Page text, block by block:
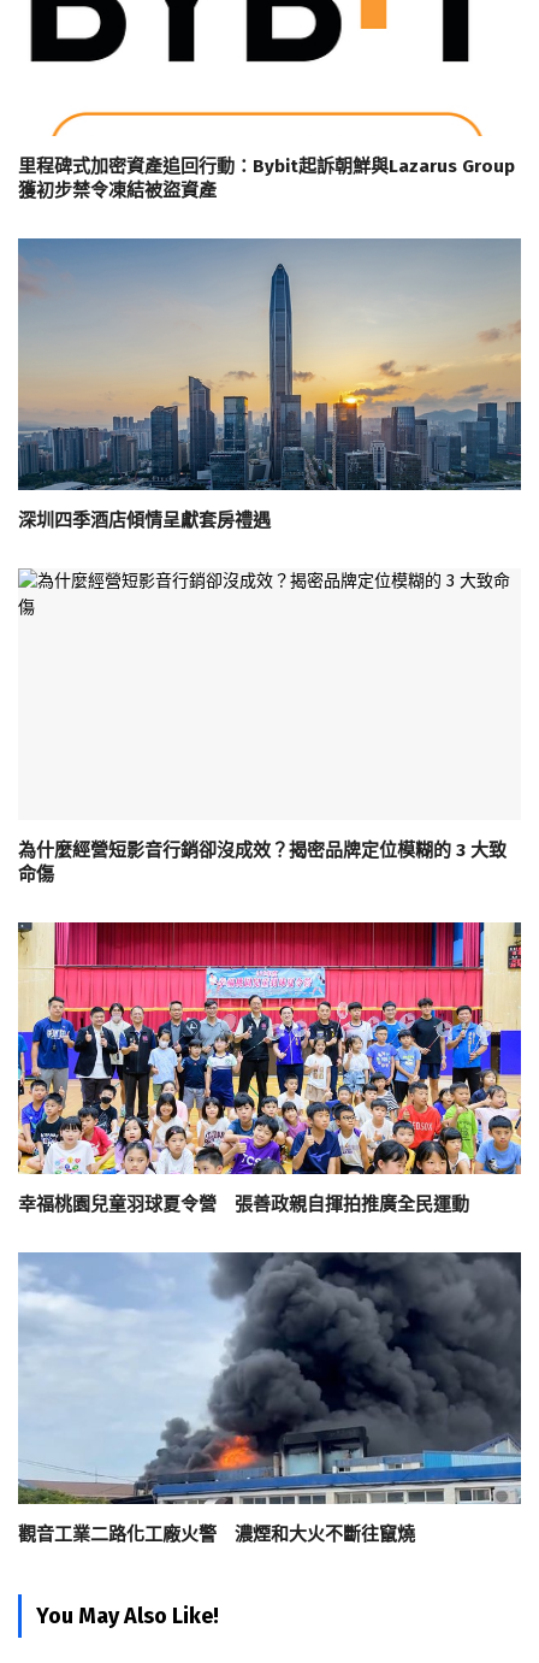
里程碑式加密資產追回行動：Bybit起訴朝鮮與Lazarus Group
獲初步禁令凍結被盜資產
深圳四季酒店傾情呈獻套房禮遇
為什麼經營短影音行銷卻沒成效？揭密品牌定位模糊的 3 大致
命傷
幸福桃園兒童羽球夏令營 張善政親自揮拍推廣全民運動
觀音工業二路化工廠火警 濃煙和大火不斷往竄燒
You May Also Like!